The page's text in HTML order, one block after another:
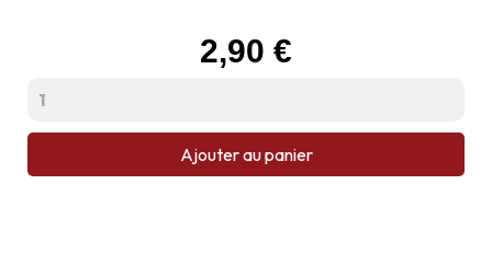
Prix
2,90 €
Ajouter au panier